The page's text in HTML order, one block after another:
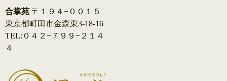
シ
ョ
ン
合掌苑 〒１９４−００１５
東京都町田市金森東3-18-16
TEL:０４２−７９９−２１４
４